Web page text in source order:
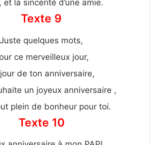
et la sincérité d’une amie.
Texte 9
Juste quelques mots,
ce merveilleux jour,
de ton anniversaire,
un joyeux anniversaire ,
plein de bonheur pour toi.
Texte 10